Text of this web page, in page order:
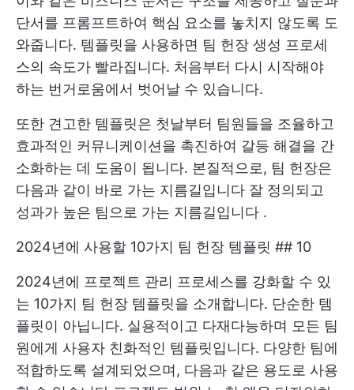
단서를 프롬프트하여 핵심 요소를 놓치지 않도록 도
와줍니다. 템플릿을 사용하면 팀 헌장 생성 프로세
스의 속도가 빨라집니다. 처음부터 다시 시작해야
하는 번거로움에서 벗어날 수 있습니다.
또한 견고한 템플릿은 첫날부터 팀원들을 조율하고
효과적인 커뮤니케이션을 촉진하여 갈등 해결을 간
소화하는 데 도움이 됩니다. 본질적으로, 팀 헌장은
다음과 같이 바로 가는 지름길입니다 잘 정의되고
성과가 높은 팀으로 가는 지름길입니다 .
2024년에 사용할 10가지 팀 헌장 템플릿 ## 10
2024년에 프로젝트 관리 프로세스를 강화할 수 있
는 10가지 팀 헌장 템플릿을 소개합니다. 단순한 템
플릿이 아닙니다. 실용적이고 다재다능하며 모든 팀
원에게 사용자 친화적인 템플릿입니다. 다양한 팀에
적합하도록 설계되었으며, 다음과 같은 용도로 사용